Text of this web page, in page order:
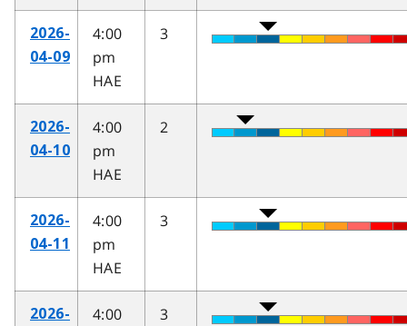
2026-
04-09
4:00
pm
HAE
3
2026-
04-10
4:00
pm
HAE
2
2026-
04-11
4:00
pm
HAE
3
2026-
4:00
3